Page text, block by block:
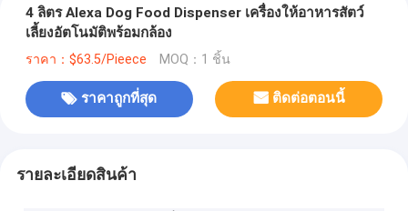
4 ลิตร Alexa Dog Food Dispenser เครื่องให้อาหารสัตว์
เลี้ยงอัตโนมัติพร้อมกล้อง
ราคา：$63.5/Pieece MOQ：1 ชิ้น
ราคาถูกที่สุด ติดต่อตอนนี้
รายละเอียดสินค้า